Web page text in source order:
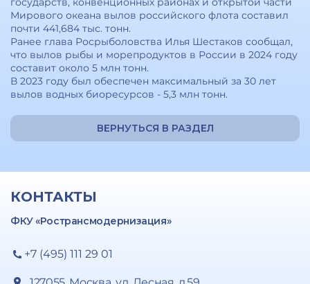
Мирового океана вылов российского флота составил
почти 441,684 тыс. тонн.
Ранее глава Росрыболовства Илья Шестаков сообщал,
что вылов рыбы и морепродуктов в России в 2024 году
составит около 5 млн тонн.
В 2023 году был обеспечен максимальный за 30 лет
вылов водных биоресурсов - 5,3 млн тонн.
ВЕРНУТЬСЯ В РАЗДЕЛ
КОНТАКТЫ
ФКУ «Ространсмодернизация»
+7 (495) 111 29 01